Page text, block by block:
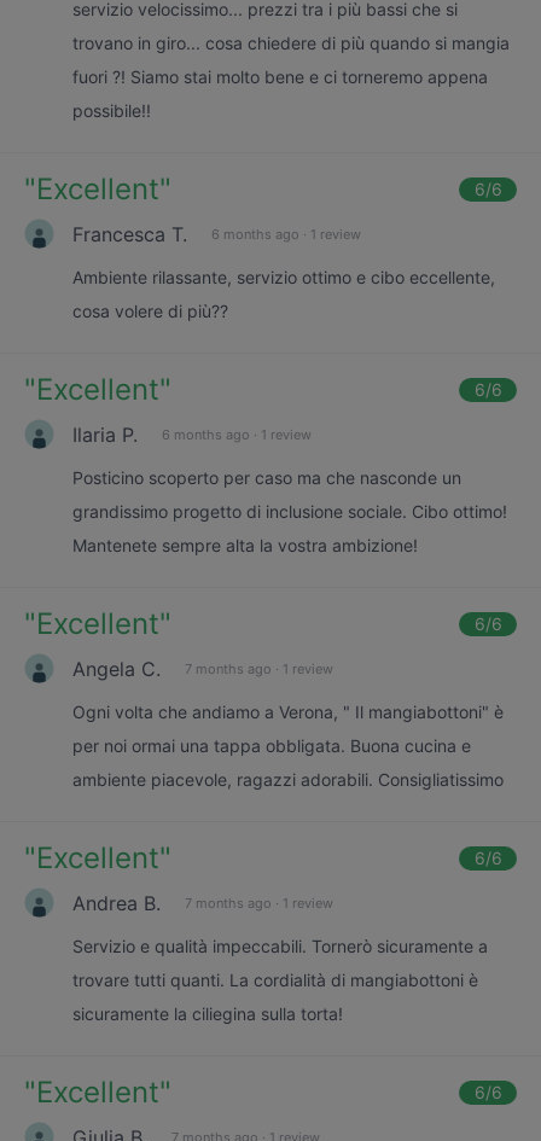
servizio velocissimo... prezzi tra i più bassi che si
trovano in giro... cosa chiedere di più quando si mangia
fuori ?! Siamo stai molto bene e ci torneremo appena
possibile!!
"Excellent" 6/6
Francesca T. 6 months ago · 1 review
Ambiente rilassante, servizio ottimo e cibo eccellente,
cosa volere di più??
"Excellent" 6/6
Ilaria P. 6 months ago · 1 review
Posticino scoperto per caso ma che nasconde un
grandissimo progetto di inclusione sociale. Cibo ottimo!
Mantenete sempre alta la vostra ambizione!
"Excellent" 6/6
Angela C. 7 months ago · 1 review
Ogni volta che andiamo a Verona, " Il mangiabottoni" è
per noi ormai una tappa obbligata. Buona cucina e
ambiente piacevole, ragazzi adorabili. Consigliatissimo
"Excellent" 6/6
Andrea B. 7 months ago · 1 review
Servizio e qualità impeccabili. Tornerò sicuramente a
trovare tutti quanti. La cordialità di mangiabottoni è
sicuramente la ciliegina sulla torta!
"Excellent" 6/6
7 months ago · 1 review